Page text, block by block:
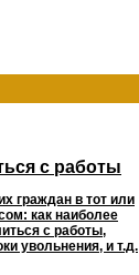
с работы
граждан в тот или
как наиболее
с работы,
увольнения, и т.д.